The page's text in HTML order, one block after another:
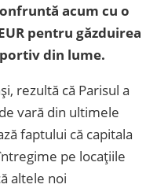
acum cu o
pentru găzduirea
din lume.
rezultă că Parisul a
vară din ultimele
faptului că capitala
pe locațiile
altele noi